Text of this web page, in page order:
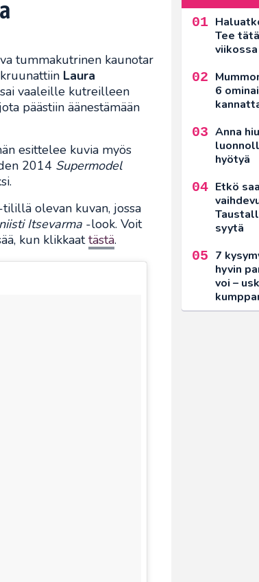
tummakutrinen kaunotar
Laura
vaaleille kutreilleen
päästiin äänestämään
esittelee kuvia myös
2014 Supermodel
olevan kuvan, jossa
Itsevarma -look. Voit
kun klikkaattästä.
Tee
6
Anna
hyötyä
Etkö
syytä
7
hyvin
voi –